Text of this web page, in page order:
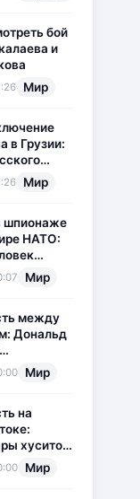
бой
и
Мир
в Грузии:
Мир
шпионаже
НАТО:
Мир
между
Дональд
Мир
на
хуситов
Аравии
в
Мир